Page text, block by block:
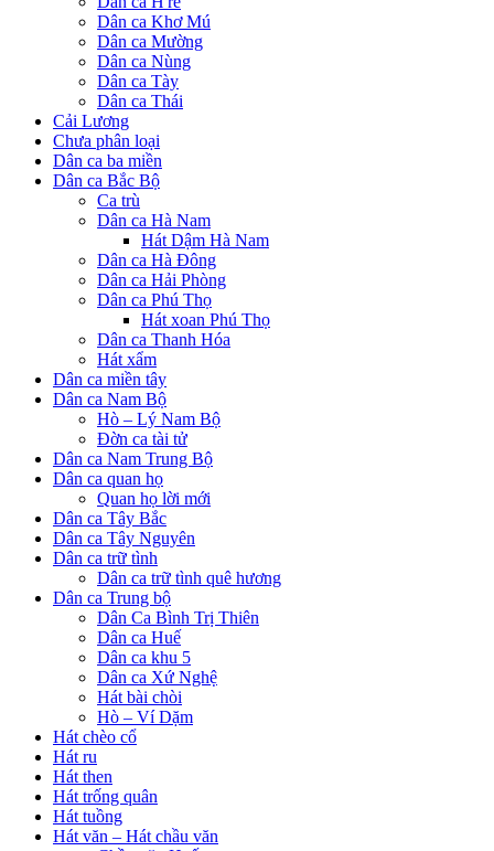
Dân ca Khơ Mú
Dân ca Mường
Dân ca Nùng
Dân ca Tày
Dân ca Thái
Cải Lương
Chưa phân loại
Dân ca ba miền
Dân ca Bắc Bộ
Ca trù
Dân ca Hà Nam
Hát Dậm Hà Nam
Dân ca Hà Đông
Dân ca Hải Phòng
Dân ca Phú Thọ
Hát xoan Phú Thọ
Dân ca Thanh Hóa
Hát xẩm
Dân ca miền tây
Dân ca Nam Bộ
Hò – Lý Nam Bộ
Đờn ca tài tử
Dân ca Nam Trung Bộ
Dân ca quan họ
Quan họ lời mới
Dân ca Tây Bắc
Dân ca Tây Nguyên
Dân ca trữ tình
Dân ca trữ tình quê hương
Dân ca Trung bộ
Dân Ca Bình Trị Thiên
Dân ca Huế
Dân ca khu 5
Dân ca Xứ Nghệ
Hát bài chòi
Hò – Ví Dặm
Hát chèo cổ
Hát ru
Hát then
Hát trống quân
Hát tuồng
Hát văn – Hát chầu văn